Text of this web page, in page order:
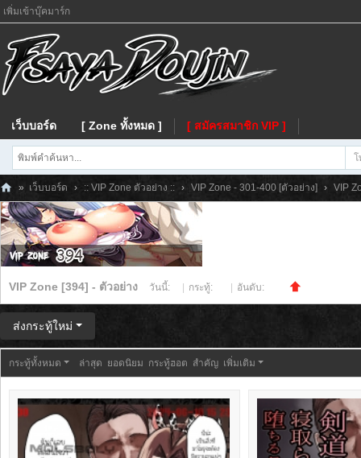
เพิ่มเข้าบุ๊คมาร์ก
เว็บบอร์ด [ Zone ทั้งหมด ] [ สมัครสมาชิก VIP ]
Fs
ay
a
» เว็บบอร์ด › :: VIP Zone ตัวอย่าง :: › VIP Zone - 301-400 [ตัวอย่าง] › VIP
VIP Zone [394] - ตัวอย่าง วันนี้: กระทู้: อันดับ:
ส่งกระทู้ใหม่
กระทู้ทั้งหมด ล่าสุด ยอดนิยม กระทู้ฮอต สำคัญ เพิ่มเติม